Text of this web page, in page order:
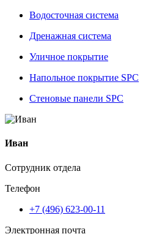
Водосточная система
Дренажная система
Уличное покрытие
Напольное покрытие SPC
Стеновые панели SPC
Иван
Сотрудник отдела
Телефон
+7 (496) 623-00-11
Электронная почта